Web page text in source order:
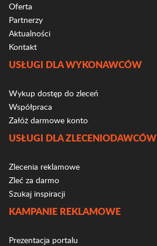
Oferta
Partnerzy
Aktualności
Kontakt
USŁUGI DLA WYKONAWCÓW
Wykup dostęp do zleceń
Współpraca
Załóż darmowe konto
USŁUGI DLA ZLECENIODAWCÓW
Zlecenia reklamowe
Zleć za darmo
Szukaj inspiracji
KAMPANIE REKLAMOWE
Prezentacja portalu